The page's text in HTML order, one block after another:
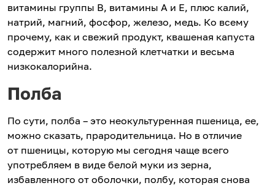
витамины группы В, витамины А и Е, плюс калий,
натрий, магний, фосфор, железо, медь. Ко всему
прочему, как и свежий продукт, квашеная капуста
содержит много полезной клетчатки и весьма
низкокалорийна.
Полба
По сути, полба – это неокультуренная пшеница, ее,
можно сказать, прародительница. Но в отличие
от пшеницы, которую мы сегодня чаще всего
употребляем в виде белой муки из зерна,
избавленного от оболочки, полбу, которая снова